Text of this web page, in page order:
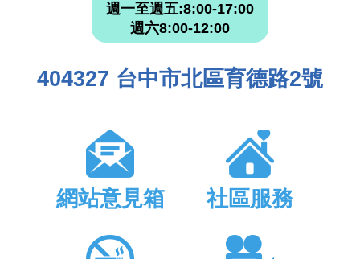
週一至週五:8:00-17:00
週六8:00-12:00
404327 台中市北區育德路2號
網站意見箱 社區服務